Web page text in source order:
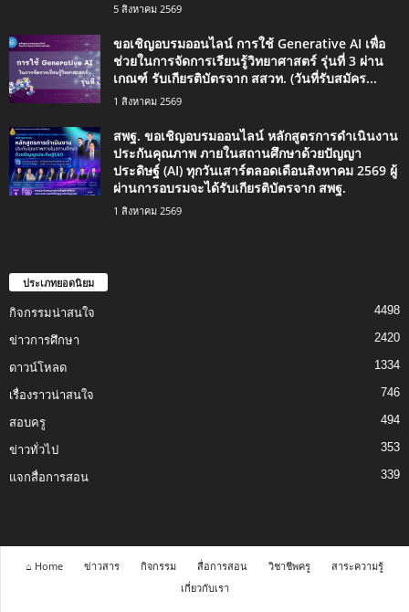
5 สิงหาคม 2569
ขอเชิญอบรมออนไลน์ การใช้ Generative AI เพื่อ
ช่วยในการจัดการเรียนรู้วิทยาศาสตร์ รุ่นที่ 3 ผ่าน
เกณฑ์ รับเกียรติบัตรจาก สสวท. (วันที่รับสมัคร...
1 สิงหาคม 2569
สพฐ. ขอเชิญอบรมออนไลน์ หลักสูตรการดำเนินงาน
ประกันคุณภาพ ภายในสถานศึกษาด้วยปัญญา
ประดิษฐ์ (AI) ทุกวันเสาร์ตลอดเดือนสิงหาคม 2569 ผู้
ผ่านการอบรมจะได้รับเกียรติบัตรจาก สพฐ.
1 สิงหาคม 2569
ประเภทยอดนิยม
กิจกรรมน่าสนใจ 4498
ข่าวการศึกษา 2420
ดาวน์โหลด 1334
เรื่องราวน่าสนใจ 746
สอบครู 494
ข่าวทั่วไป 353
แจกสื่อการสอน 339
⌂ Home ข่าวสาร กิจกรรม สื่อการสอน วิชาชีพครู
สาระความรู้
เกี่ยวกับเรา